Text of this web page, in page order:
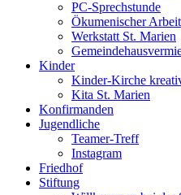
PC-Sprechstunde
Ökumenischer
Werkstatt St. Marien
Kinder
Kinder-Kirche
Kita St. Marien
Konfirmanden
Jugendliche
Teamer-Treff
Instagram
Friedhof
Stiftung